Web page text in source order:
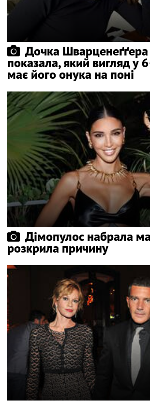
Дочка Шварценеґґера
показала, який вигляд у
має його онука на поні
Дімопулос набрала
розкрила причину